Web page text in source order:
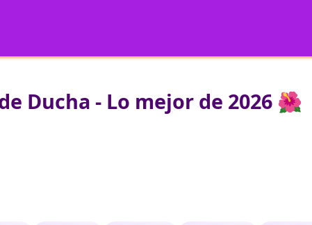
Ducha - Lo mejor de 2026 🌺